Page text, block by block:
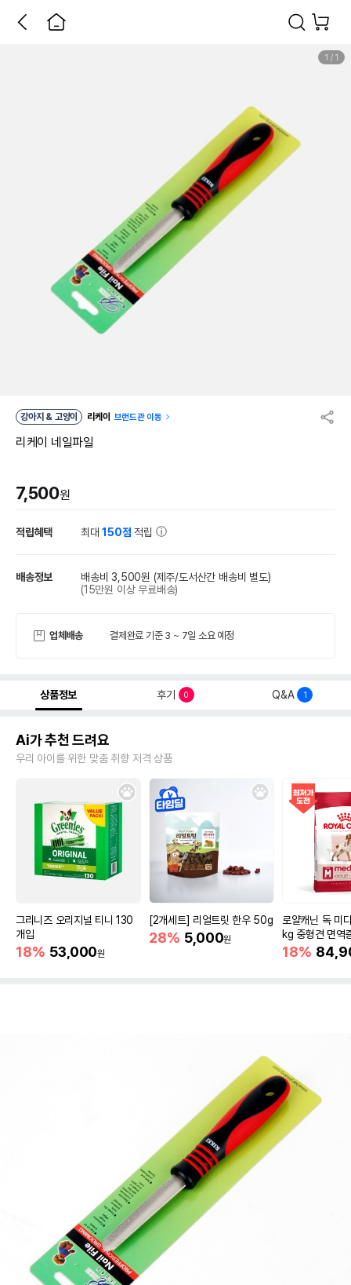
1 / 1
강아지 & 고양이 리케이 브랜드관 이동
리케이 네일파일
7,500원
적립혜택 최대150점 적립
배송정보 배송비 3,500원 (제주/도서산간 배송비 별도)
(15만원 이상 무료배송)
업체배송 결제완료 기준 3 ~ 7일 소요 예정
상품정보 후기 0 Q&A 1
Ai가 추천 드려요
우리 아이를 위한 맞춤 취향 저격 상품
그리니즈 오리지널 티니 130
개입
18% 53,000원
[2개세트] 리얼트릿 한우 50g
28% 5,000원
로얄캐닌 독 미
kg 중형견 면역
18%